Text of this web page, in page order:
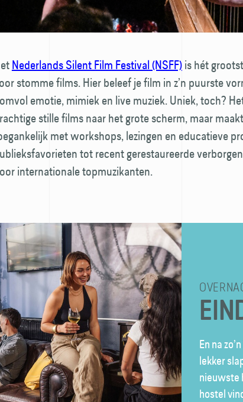
Nederlands Silent Film Festival (NSFF)is hét
stomme films. Hier beleef je film in z’n puurste
emotie, mimiek en live muziek. Uniek, toch?
stille films naar het grote scherm, maar
met workshops, lezingen en educatieve
tot recent gerestaureerde
internationale topmuzikanten.
En na
lekker
nieuwste
hostel